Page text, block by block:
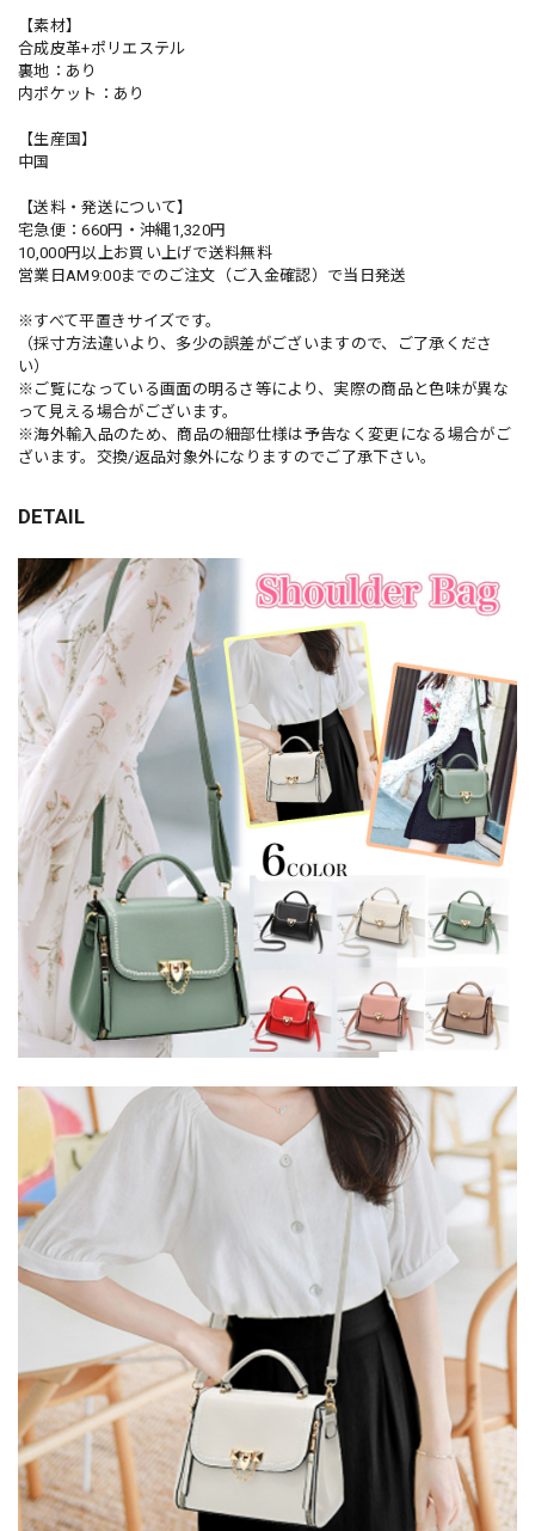
【素材】
合成皮革+ポリエステル
裏地：あり
内ポケット：あり
【生産国】
中国
【送料・発送について】
宅急便：660円・沖縄1,320円
10,000円以上お買い上げで送料無料
営業日AM9:00までのご注文（ご入金確認）で当日発送
※すべて平置きサイズです。
（採寸方法違いより、多少の誤差がございますので、ご了承くださ
い）
※ご覧になっている画面の明るさ等により、実際の商品と色味が異な
って見える場合がございます。
※海外輸入品のため、商品の細部仕様は予告なく変更になる場合がご
ざいます。交換/返品対象外になりますのでご了承下さい。
DETAIL